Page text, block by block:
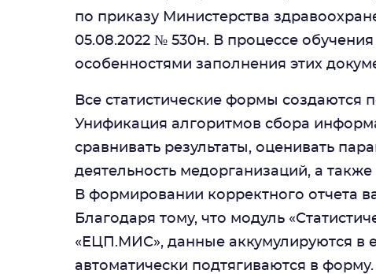
по приказу Министерства
05.08.2022 № 530н. В процессе
особенностями заполнения этих
Все статистические формы создаются
Унификация алгоритмов сбора
сравнивать результаты, оценивать
деятельность медорганизаций, а
В формировании корректного отчета
Благодаря тому, что модуль
«ЕЦП.МИС», данные аккумулируются в
автоматически подтягиваются в